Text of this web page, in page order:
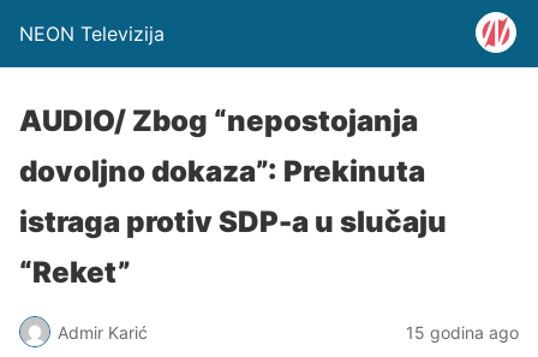
NEON Televizija
AUDIO/ Zbog “nepostojanja
dovoljno dokaza”: Prekinuta
istraga protiv SDP-a u slučaju
“Reket”
Admir Karić 15 godina ago